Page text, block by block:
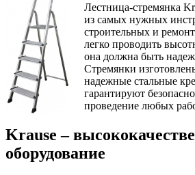
Лестница-стремянка
из самых нужных
строительных и
легко проводить
она должна быть
Стремянки
надежные стальные
гарантируют
проведение любых
Krause –
оборудование